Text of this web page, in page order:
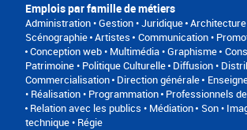
Emplois par famille de métiers
Administration • Gestion • Juridique Architecture
Scénographie Artistes
Communication •
Conception web • Multimédia • Graphisme
Patrimoine • Politique Culturelle Diffusion •
Commercialisation Direction générale
• Réalisation • Programmation Professionnels
Relation avec les publics • Médiation
Son •
technique • Régie